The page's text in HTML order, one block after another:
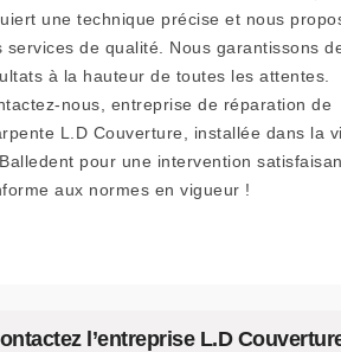
une technique précise et nous
services de qualité. Nous garantissons
à la hauteur de toutes les attentes.
nous, entreprise de réparation de
L.D Couverture, installée dans la
pour une intervention
aux normes en vigueur !
l’entreprise L.D